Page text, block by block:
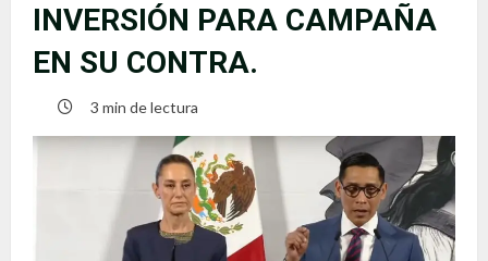
INVERSIÓN PARA CAMPAÑA
EN SU CONTRA.
3 min de lectura